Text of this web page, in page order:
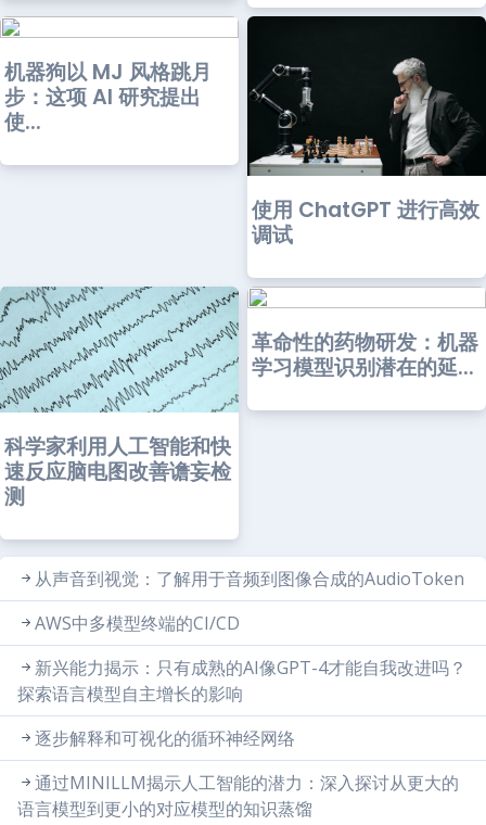
机器狗以 MJ 风格跳月
步：这项 AI 研究提出
使...
使用 ChatGPT 进行高效
调试
科学家利用人工智能和快
速反应脑电图改善谵妄检
测
革命性的药物研发：机器
学习模型识别潜在的延...
从声音到视觉：了解用于音频到图像合成的AudioToken
AWS中多模型终端的CI/CD
新兴能力揭示：只有成熟的AI像GPT-4才能自我改进吗？
探索语言模型自主增长的影响
逐步解释和可视化的循环神经网络
通过MINILLM揭示人工智能的潜力：深入探讨从更大的
语言模型到更小的对应模型的知识蒸馏